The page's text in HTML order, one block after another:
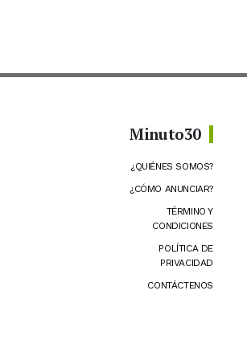
Minuto30
¿QUIÉNES SOMOS?
¿CÓMO ANUNCIAR?
TÉRMINO Y
CONDICIONES
POLÍTICA DE
PRIVACIDAD
CONTÁCTENOS